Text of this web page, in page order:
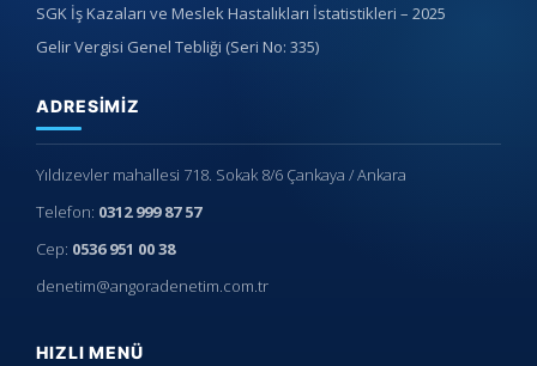
SGK İş Kazaları ve Meslek Hastalıkları İstatistikleri – 2025
Gelir Vergisi Genel Tebliği (Seri No: 335)
ADRESIMIZ
Yıldızevler mahallesi 718. Sokak 8/6 Çankaya / Ankara
Telefon: 0312 999 87 57
Cep: 0536 951 00 38
denetim@angoradenetim.com.tr
HIZLI MENÜ